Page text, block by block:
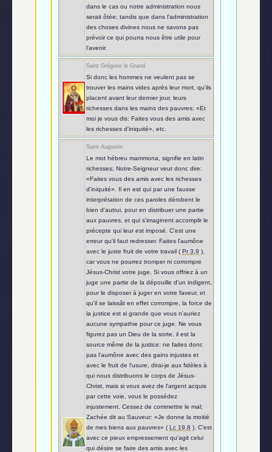
dans le cas ou notre administration nous
serait ôtée; tandis que dans l'administration
des choses divines nous ne savons pas
prévoir ce qui pourra nous être utile pour
l'avenir.
Saint Grégoire le Grand
Si donc les hommes ne veulent pas se
trouver les mains vides après leur mort, qu'ils
placent avant leur dernier jour, leurs
richesses dans les mains des pauvres: «Et
moi je vous dis: Faites vous des amis avec
les richesses d'iniquité», etc.
Saint Augustin
Le mot hébreu mammona, signifie en latin
richesses; Notre-Seigneur veut donc dire:
«Faites vous des amis avec les richesses
d'iniquité». Il en est qui par une fausse
interprétation de ces paroles dérobent le
bien d'autrui, pour en distribuer une partie
aux pauvres, et qui s'imaginent accomplir le
précepte qui leur est imposé. C'est une
erreur qu'il faut redresser. Faites l'aumône
avec le juste fruit de votre travail ( Pr 3,9 ),
car vous ne pourrez tromper ni corrompre
Jésus-Christ votre juge. Si vous offriez à un
juge une partie de la dépouille d'un indigent,
pour le disposer à juger en votre faveur, et
qu'il se laissât en effet corrompre, la force de
la justice est si grande que vous n'auriez
aucune sympathie pour ce juge. Ne vous
figurez pas un Dieu de la sorte, il est la
source même de la justice: ne faites donc
pas l'aumône avec des gains injustes et
avec le fruit de l'usure, dirai-je aux fidèles à
qui nous distribuons le corps de Jésus-
Christ, mais si vous avez de l'argent acquis
par cette voie, vous le possédez
injustement. Cessez de commettre le mal;
Zachée dit au Sauveur: «Je donne la moitié
de mes biens aux pauvres» ( Lc 19,8 ). C'est
avec ce pieux empressement qu'agit celui
qui désire se faire des amis avec les